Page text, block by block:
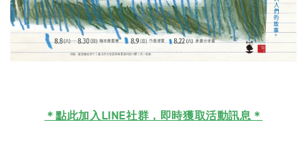
＊點此加入LINE社群，即時獲取活動訊息＊